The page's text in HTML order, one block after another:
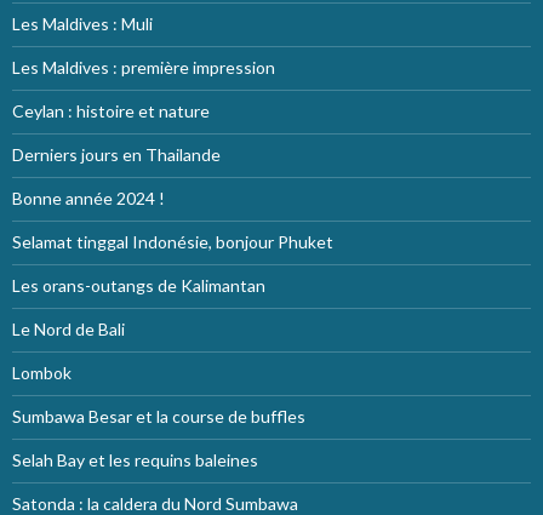
Les Maldives : Muli
Les Maldives : première impression
Ceylan : histoire et nature
Derniers jours en Thailande
Bonne année 2024 !
Selamat tinggal Indonésie, bonjour Phuket
Les orans-outangs de Kalimantan
Le Nord de Bali
Lombok
Sumbawa Besar et la course de buffles
Selah Bay et les requins baleines
Satonda : la caldera du Nord Sumbawa